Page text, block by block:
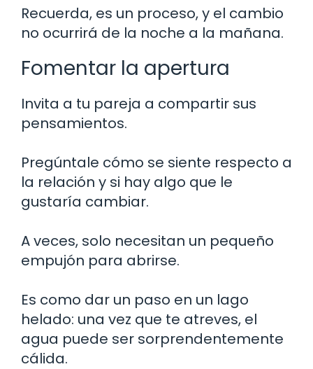
Recuerda, es un proceso, y el cambio
no ocurrirá de la noche a la mañana.
Fomentar la apertura
Invita a tu pareja a compartir sus
pensamientos.
Pregúntale cómo se siente respecto a
la relación y si hay algo que le
gustaría cambiar.
A veces, solo necesitan un pequeño
empujón para abrirse.
Es como dar un paso en un lago
helado: una vez que te atreves, el
agua puede ser sorprendentemente
cálida.